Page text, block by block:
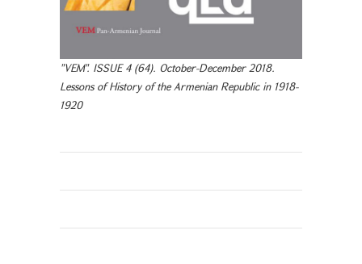
"VEM". ISSUE 4 (64). October-December 2018.
Lessons of History of the Armenian Republic in 1918-
1920